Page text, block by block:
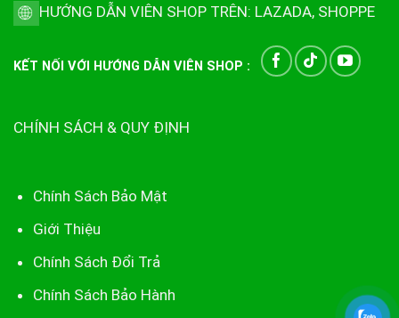
HƯỚNG DẪN VIÊN SHOP TRÊN: LAZADA, SHOPPE
KẾT NỐI VỚI HƯỚNG DẪN VIÊN SHOP :
CHÍNH SÁCH & QUY ĐỊNH
Chính Sách Bảo Mật
Giới Thiệu
Chính Sách Đổi Trả
Chính Sách Bảo Hành